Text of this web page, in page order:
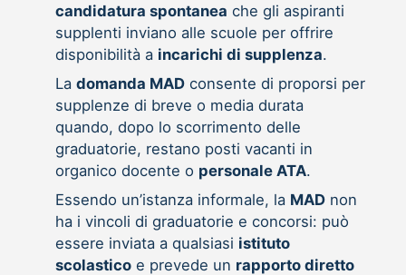
candidatura spontanea che gli aspiranti
supplenti inviano alle scuole per offrire
disponibilità a incarichi di supplenza.
La domanda MADconsente di proporsi per
supplenze di breve o media durata
quando, dopo lo scorrimento delle
graduatorie, restano posti vacanti in
organico docente o personale ATA.
Essendo un’istanza informale, la MADnon
ha i vincoli di graduatorie e concorsi: può
essere inviata a qualsiasi istituto
scolasticoe prevede un rapporto diretto